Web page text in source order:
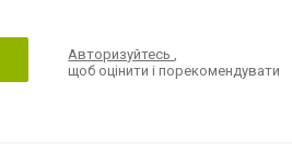
Авторизуйтесь,
щоб оцінити і порекомендувати